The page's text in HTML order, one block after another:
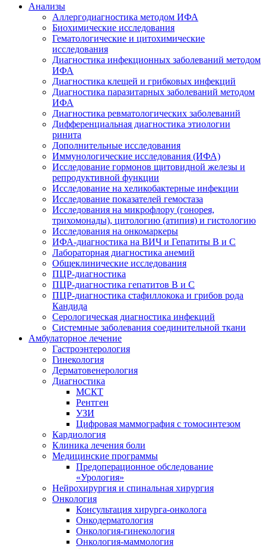
Анализы
Аллергодиагностика методом ИФА
Биохимические исследования
Гематологические и цитохимические
исследования
Диагностика инфекционных заболеваний методом
ИФА
Диагностика клещей и грибковых инфекций
Диагностика паразитарных заболеваний методом
ИФА
Диагностика ревматологических заболеваний
Дифференциальная диагностика этиологии
ринита
Дополнительные исследования
Иммунологические исследования (ИФА)
Исследование гормонов щитовидной железы и
репродуктивной функции
Исследование на хеликобактерные инфекции
Исследование показателей гемостаза
Исследования на микрофлору (гонорея,
трихомонады), цитологию (атипия) и гистологию
Исследования на онкомаркеры
ИФА-диагностика на ВИЧ и Гепатиты B и C
Лабораторная диагностика анемий
Общеклинические исследования
ПЦР-диагностика
ПЦР-диагностика гепатитов B и C
ПЦР-диагностика стафиллокока и грибов рода
Кандида
Серологическая диагностика инфекций
Системные заболевания соединительной ткани
Амбулаторное лечение
Гастроэнтерология
Гинекология
Дерматовенерология
Диагностика
МСКТ
Рентген
УЗИ
Цифровая маммография с томосинтезом
Кардиология
Клиника лечения боли
Медицинские программы
Предоперационное обследование
«Урология»
Нейрохирургия и спинальная хирургия
Онкология
Консультация хирурга-онколога
Онкодерматология
Онкология-гинекология
Онкология-маммология